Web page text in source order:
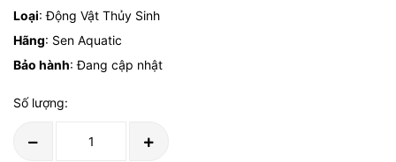
Loại: Động Vật Thủy Sinh
Hãng: Sen Aquatic
Bảo hành: Đang cập nhật
Số lượng: